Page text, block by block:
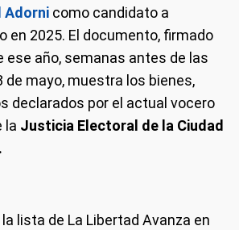
Adorni como candidato a
en 2025. El documento, firmado
ese año, semanas antes de las
de mayo, muestra los bienes,
declarados por el actual vocero
la Justicia Electoral de la Ciudad
lista de La Libertad Avanza en